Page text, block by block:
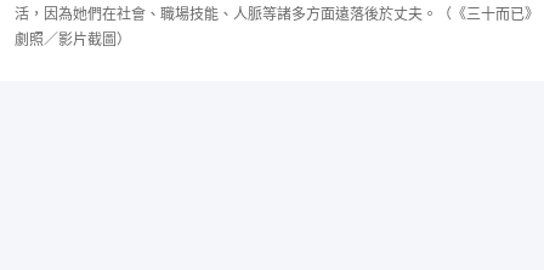
活，因為她們在社會、職場技能、人脈等諸多方面遠落後於丈夫。（《三十而已》
劇照／影片截圖）